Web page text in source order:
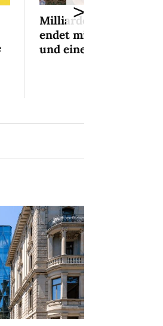
Milliardenaffäre
endet mit Mini-Busse
und einem Bedingten
>